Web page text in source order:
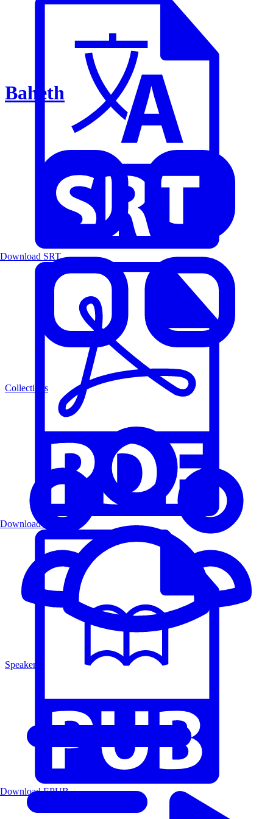
Baheth
Collections
Speakers
Download SRT
Download PDF
Download EPUB